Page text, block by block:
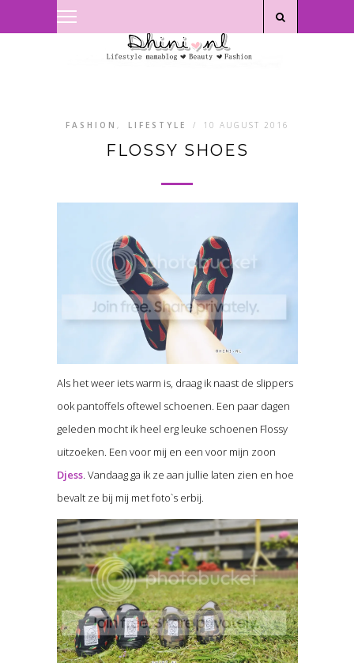
FASHION , LIFESTYLE / 10 AUGUST 2016
FLOSSY SHOES
Als het weer iets warm is, draag ik naast de slippers
ook pantoffels oftewel schoenen. Een paar dagen
geleden mocht ik heel erg leuke schoenen Flossy
uitzoeken. Een voor mij en een voor mijn zoon
Djess. Vandaag ga ik ze aan jullie laten zien en hoe
bevalt ze bij mij met foto`s erbij.